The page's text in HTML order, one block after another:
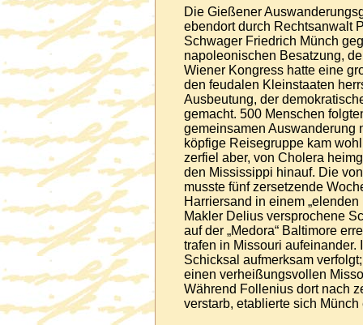
Die Gießener
ebendort durch Rechtsanwalt
Schwager Friedrich Münch
napoleonischen Besatzung,
Wiener Kongress hatte eine
den feudalen Kleinstaaten
Ausbeutung, der
gemacht. 500 Menschen
gemeinsamen Auswanderung
köpfige Reisegruppe kam
zerfiel aber, von Cholera
den Mississippi hinauf. Die
musste fünf zersetzende
Harriersand in einem
Makler Delius versprochene
auf der „Medora“ Baltimore
trafen in Missouri aufeinander.
Schicksal aufmerksam
einen verheißungsvollen
Während Follenius dort nach
verstarb, etablierte sich